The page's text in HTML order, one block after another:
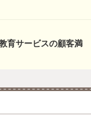
育サービスの顧客満